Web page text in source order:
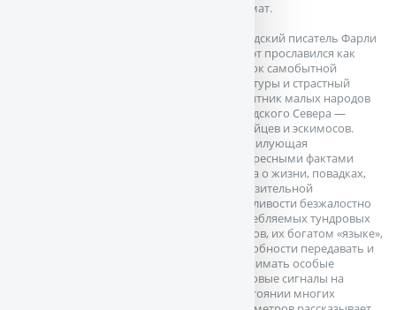
формат.
Канадский писатель Фарли
Моуэт прославился как
знаток самобытной
культуры и страстный
защитник малых народов
канадского Севера —
индейцев и эскимосов.
Изобилующая
интересными фактами
книга о жизни, повадках,
поразительной
сметливости безжалостно
истребляемых тундровых
волков, их богатом «языке»,
способности передавать и
принимать особые
звуковые сигналы на
расстоянии многих